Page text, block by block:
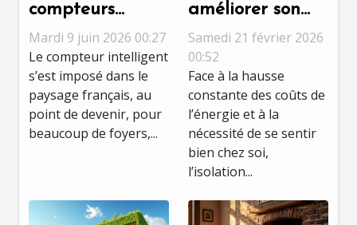
compteurs
intelligents
changent la
donne pour la
gestion
énergétique
Mardi 9 juin 2026 00:27
Le compteur intelligent
s’est imposé dans le
paysage français, au
point de devenir, pour
beaucoup de foyers,...
améliorer son
confort et
réduire sa
facture
énergétique
grâce à
l'isolation des
fenêtres
Samedi 21 février 2026
00:52
Face à la hausse
constante des coûts de
l’énergie et à la
nécessité de se sentir
bien chez soi,
l’isolation...